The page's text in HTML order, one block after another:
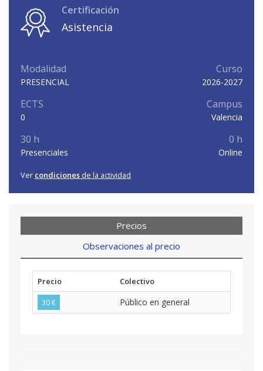
Certificación
Asistencia
Modalidad
PRESENCIAL
Curso
2026-2027
ECTS
0
Campus
Valencia
30 h
Presenciales
0 h
Online
Ver condiciones de la actividad
Precios
Observaciones al precio
Precio
Colectivo
30 €
Público en general